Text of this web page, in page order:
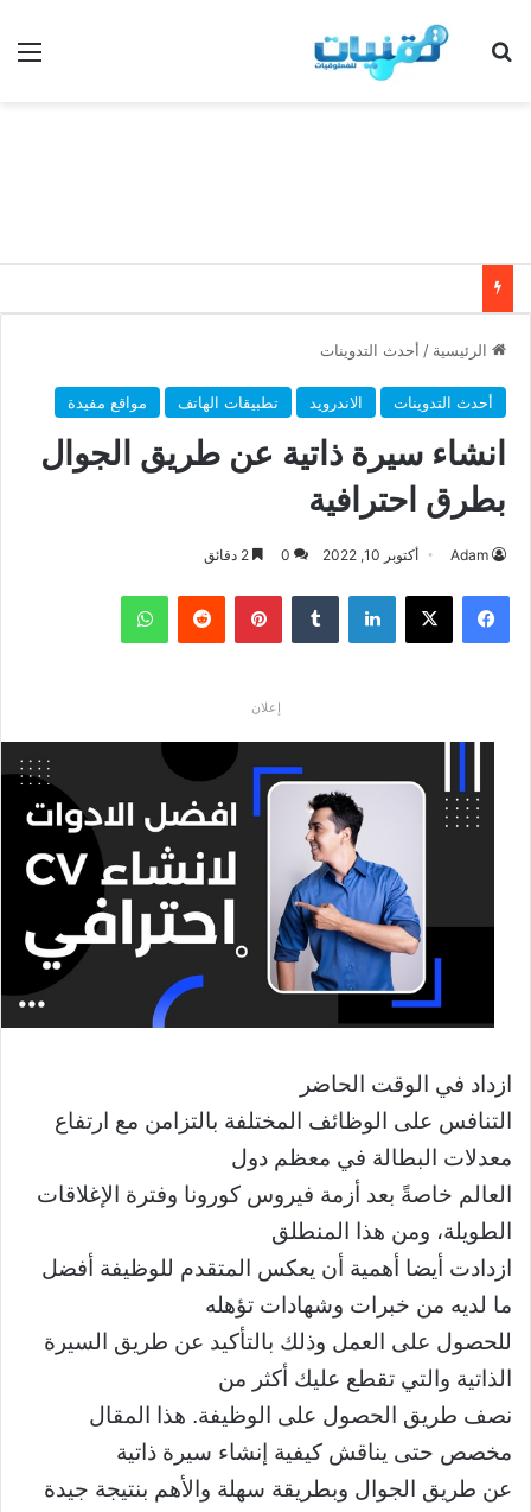
بحث عن
الرئيسية / أحدث التدوينات
أحدث التدوينات الاندرويد تطبيقات الهاتف مواقع مفيدة
انشاء سيرة ذاتية عن طريق الجوال
بطرق احترافية
Adam أكتوبر 10, 2022 0
فيسبوك ‫X لينكدإن بينتيريست واتساب
إعلان
ازداد في الوقت الحاضر
التنافس على الوظائف المختلفة بالتزامن مع ارتفاع
معدلات البطالة في معظم دول
العالم خاصةً بعد أزمة فيروس كورونا وفترة الإغلاقات
الطويلة، ومن هذا المنطلق
ازدادت أيضا أهمية أن يعكس المتقدم للوظيفة أفضل
ما لديه من خبرات وشهادات تؤهله
للحصول على العمل وذلك بالتأكيد عن طريق السيرة
الذاتية والتي تقطع عليك أكثر من
نصف طريق الحصول على الوظيفة. هذا المقال
مخصص حتى يناقش كيفية إنشاء سيرة ذاتية
عن طريق الجوال وبطريقة سهلة والأهم بنتيجة جيدة